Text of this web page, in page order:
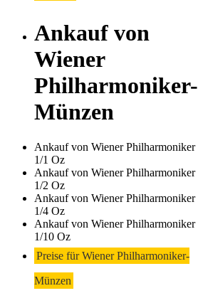
Ankauf von
Wiener
Philharmoniker-
Münzen
Ankauf von Wiener Philharmoniker
1/1 Oz
Ankauf von Wiener Philharmoniker
1/2 Oz
Ankauf von Wiener Philharmoniker
1/4 Oz
Ankauf von Wiener Philharmoniker
1/10 Oz
Preise für Wiener Philharmoniker-
Münzen